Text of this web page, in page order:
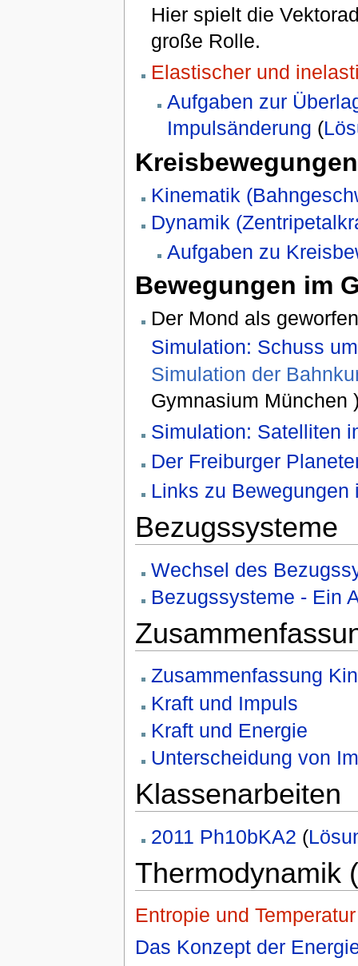
Hier spielt die
große Rolle.
Elastischer und
Aufgaben zur
Impulsänderung (
Kreisbewegungen
Kinematik
Dynamik
Aufgaben zu
Bewegungen im
Der Mond als
Simulation: Schuss
Simulation der
Gymnasium München
Simulation: Satelliten
Der Freiburger
Links zu Bewegungen
Bezugssysteme
Wechsel des
Bezugssysteme - Ein
Zusammenfassung
Kraft und Impuls
Kraft und Energie
Unterscheidung von
Klassenarbeiten
2011 Ph10bKA2 (
Thermodynamik
Entropie und Temperatur
Das Konzept der